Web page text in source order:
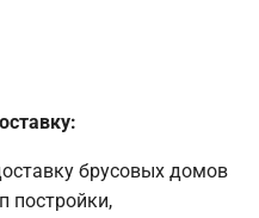
брусовых домов
постройки,